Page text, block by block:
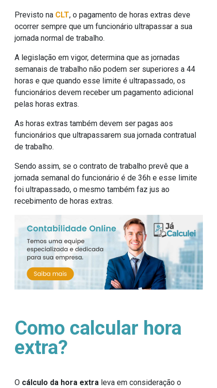
Previsto na CLT, o pagamento de horas extras deve
ocorrer sempre que um funcionário ultrapassar a sua
jornada normal de trabalho.
A legislação em vigor, determina que as jornadas
semanais de trabalho não podem ser superiores a 44
horas e que quando esse limite é ultrapassado, os
funcionários devem receber um pagamento adicional
pelas horas extras.
As horas extras também devem ser pagas aos
funcionários que ultrapassarem sua jornada contratual
de trabalho.
Sendo assim, se o contrato de trabalho prevê que a
jornada semanal do funcionário é de 36h e esse limite
foi ultrapassado, o mesmo também faz jus ao
recebimento de horas extras.
Como calcular hora
extra?
O cálculo da hora extra leva em consideração o